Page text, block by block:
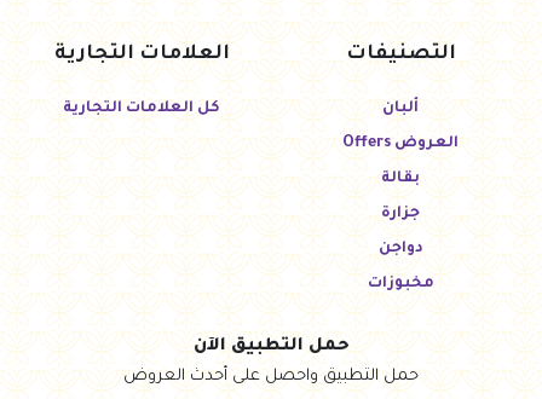
التصنيفات
ألبان
العروض Offers
بقالة
جزارة
دواجن
مخبوزات
العلامات التجارية
كل العلامات التجارية
حمل التطبيق الآن
حمل التطبيق واحصل على أحدث العروض